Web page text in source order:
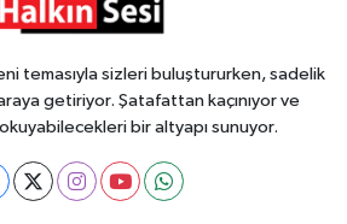
temasıyla sizleri buluştururken, sadelik
getiriyor. Şatafattan kaçınıyor ve
bir altyapı sunuyor.